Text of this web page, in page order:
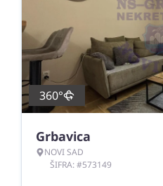
360°
Grbavica
NOVI SAD
ŠIFRA: #573149